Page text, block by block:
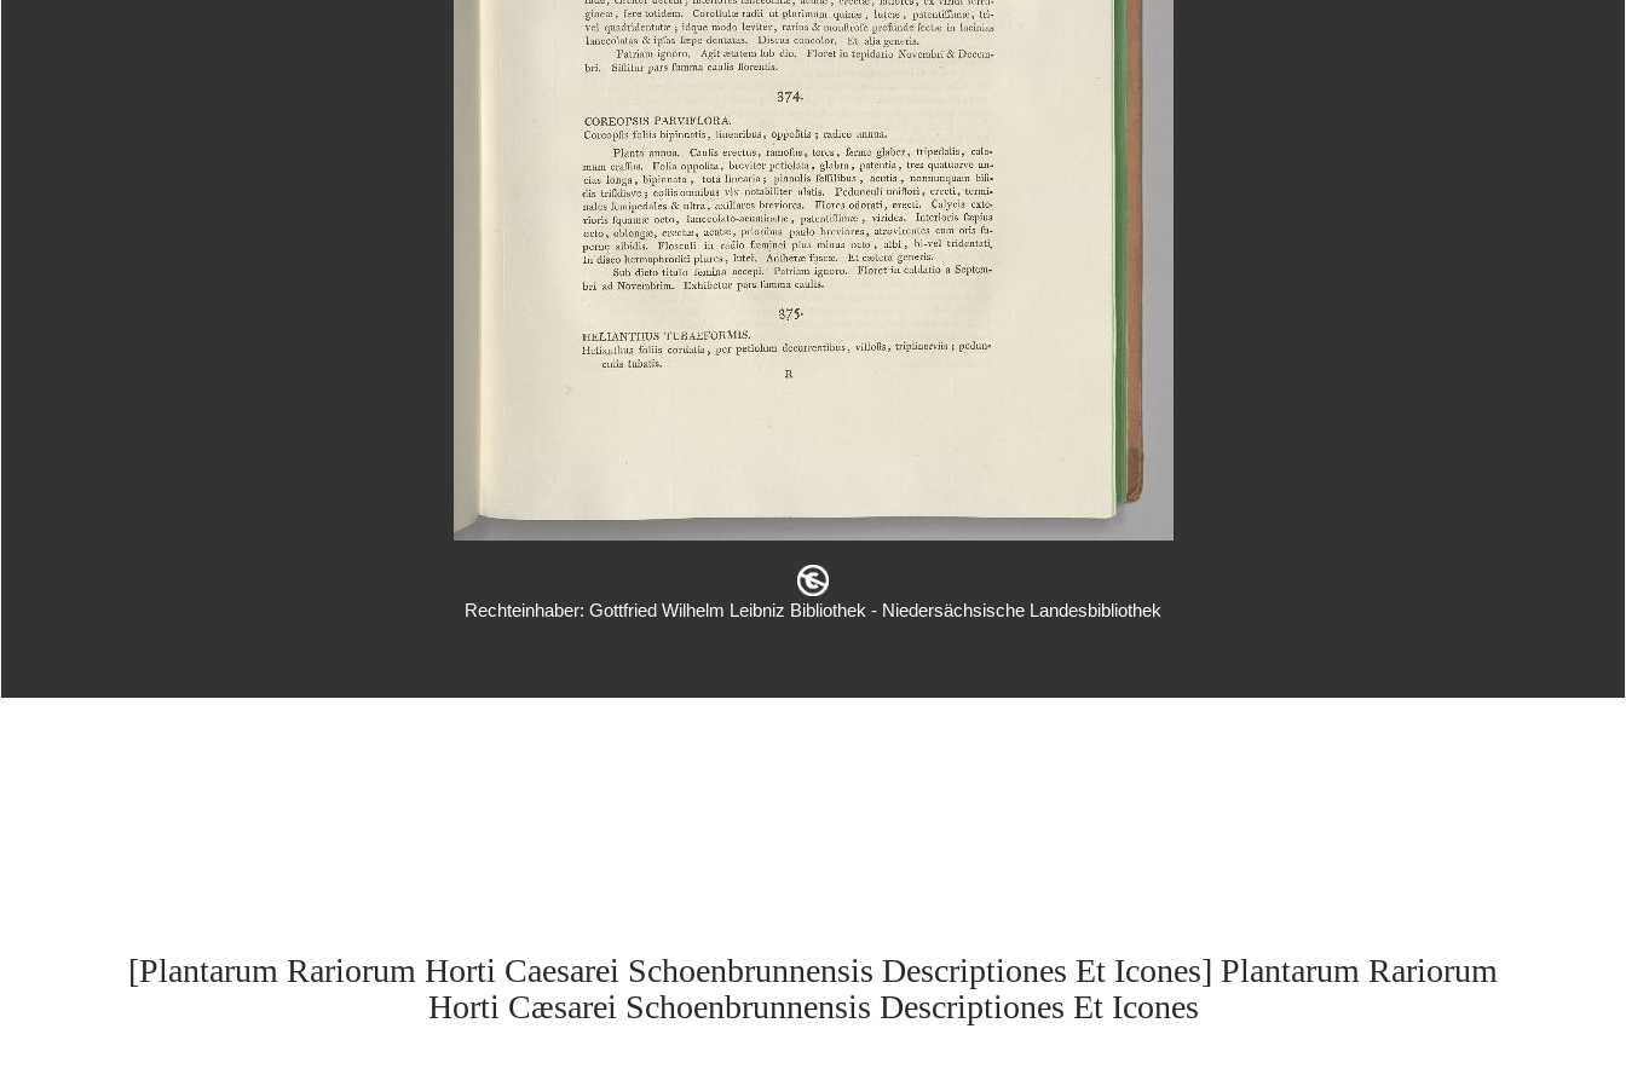
Rechteinhaber: Gottfried Wilhelm Leibniz Bibliothek - Niedersächsische Landesbibliothek
[Plantarum Rariorum Horti Caesarei Schoenbrunnensis Descriptiones Et Icones] Plantarum Rariorum
Horti Cæsarei Schoenbrunnensis Descriptiones Et Icones